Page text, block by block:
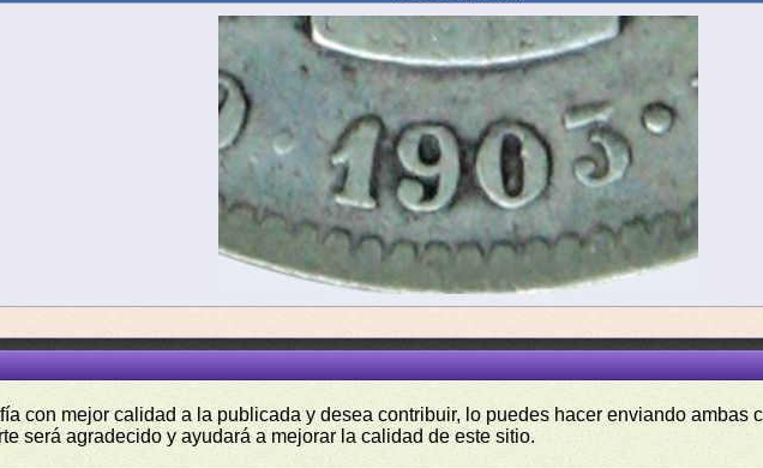
con mejor calidad a la publicada y desea contribuir, lo puedes hacer enviando ambas
será agradecido y ayudará a mejorar la calidad de este sitio.